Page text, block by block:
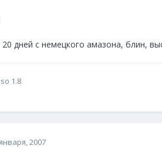
дней с немецкого амазона, блин,
1.8
2007